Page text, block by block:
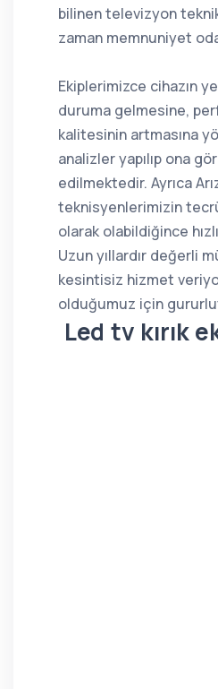
bilinen televizyon
zaman memnuniyet
Ekiplerimizce cihazın
duruma gelmesine,
kalitesinin artmasına
analizler yapılıp ona
edilmektedir. Ayrıca
teknisyenlerimizin
olarak olabildiğince
Uzun yıllardır değerli
kesintisiz hizmet
olduğumuz için
Led tv kırık